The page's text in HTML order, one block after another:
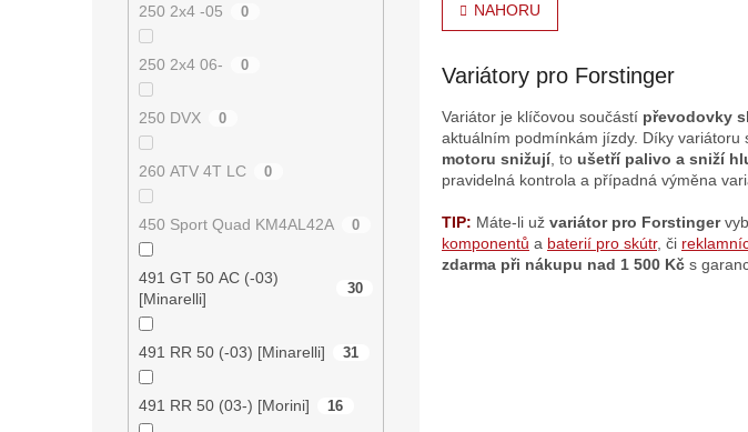
250 2x4 -05 0
250 2x4 06- 0
250 DVX 0
260 ATV 4T LC 0
450 Sport Quad KM4AL42A 0
491 GT 50 AC (-03)
[Minarelli]
30
491 RR 50 (-03) [Minarelli] 31
491 RR 50 (03-) [Morini] 16
á
d
c
í
p
r
k
y
v
NAHORU
Variátory pro Forstinger
Variátor je klíčovou součástí převodovky
aktuálním podmínkám jízdy. Díky variátoru
motoru snižují, to ušetří palivo a sniží
pravidelná kontrola a případná výměna
TIP: Máte-li už variátor pro Forstinger
komponentů a baterií pro skútr, či
zdarma při nákupu nad 1 500 Kč s